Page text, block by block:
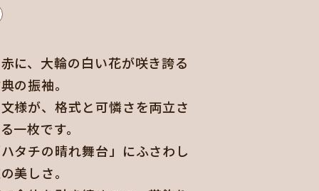
に、大輪の白い花が咲き誇る
の振袖。
様が、格式と可憐さを両立さ
一枚です。
タチの晴れ舞台」にふさわし
美しさ。